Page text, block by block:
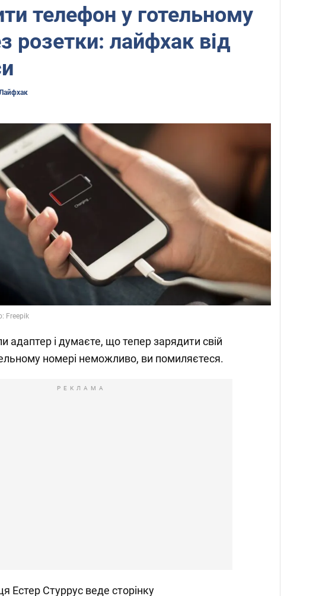
телефон у готельному
розетки: лайфхак від
Freepik
адаптер і думаєте, що тепер зарядити свій
номері неможливо, ви помиляєтеся.
РЕКЛАМА
Естер Стуррус веде сторінку